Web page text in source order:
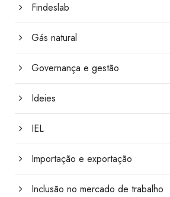
Findeslab
Gás natural
Governança e gestão
Ideies
IEL
Importação e exportação
Inclusão no mercado de trabalho